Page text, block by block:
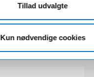
Tillad udvalgte
Kun nødvendige cookies
484.900 kr.
Udbetaling 96.980 kr.